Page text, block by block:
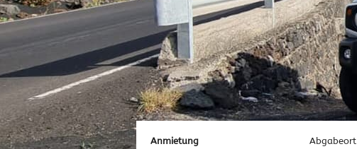
Anmietung Abgabeort